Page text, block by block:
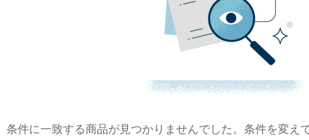
条件に一致する商品が見つかりませんでした。条件を変え